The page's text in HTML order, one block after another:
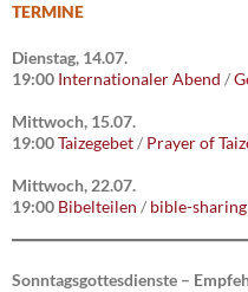
TERMINE
Dienstag, 14.07.
19:00 Internationaler Abend /
Mittwoch, 15.07.
19:00Taizegebet/ Prayer of
Mittwoch, 22.07.
19:00 Bibelteilen / bible-sharing
Sonntagsgottesdienste –